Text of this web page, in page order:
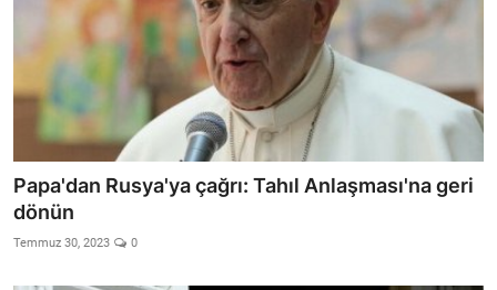
Papa'dan Rusya'ya çağrı: Tahıl Anlaşması'na geri
dönün
Temmuz 30, 2023 0